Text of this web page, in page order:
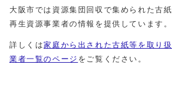
大阪市では資源集団回収で集められた古
再生資源事業者の情報を提供しています。
詳しくは家庭から出された古紙等を取り
業者一覧のページ をご覧ください。